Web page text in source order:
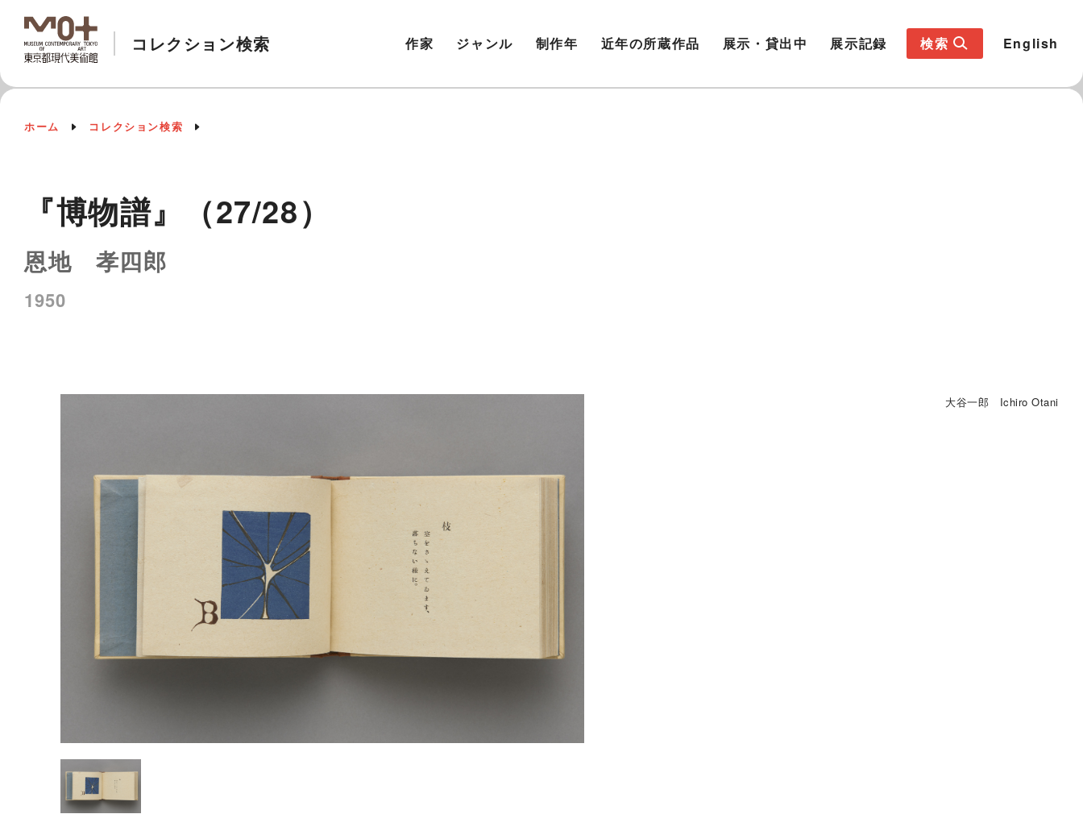
コレクション検索 作家 ジャンル 制作年 近年の所蔵作品 展示・貸出中 展示記録 検索 English
ホーム コレクション検索
『博物譜』（27/28）
恩地 孝四郎
1950
大谷一郎 Ichiro Otani